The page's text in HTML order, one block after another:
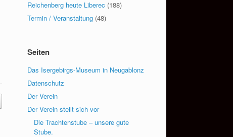
Reichenberg heute Liberec (188)
Termin / Veranstaltung (48)
Seiten
Das Isergebirgs-Museum in Neugablonz
Datenschutz
Der Verein
Der Verein stellt sich vor
Die Trachtenstube – unsere gute
Stube.